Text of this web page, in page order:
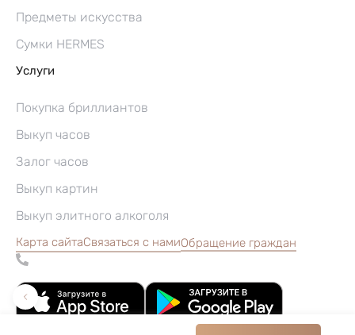
Предметы искусства
Сумки HERMES
Услуги
Покупка бриллиантов
Выкуп часов
Залог часов
Выкуп картин
Выкуп элитного алкоголя
Карта сайтаСвязаться с намиОбращение граждан